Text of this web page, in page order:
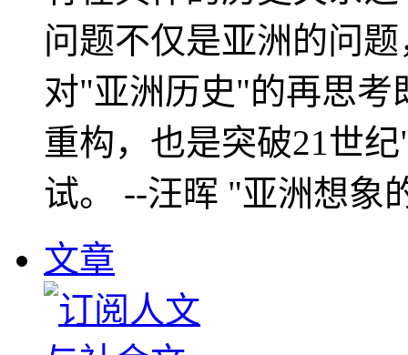
问题不仅是亚洲的问
对"亚洲历史"的再思考
重构，也是突破21世
试。 --汪晖 "亚洲想象
文章